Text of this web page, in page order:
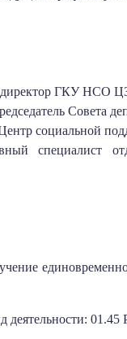
ГКУ НСО
Совета
социальной
специалист
01.45